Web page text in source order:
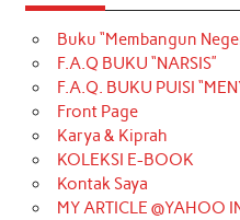
Buku “Membangun
F.A.Q BUKU “NARSIS”
F.A.Q. BUKU PUISI
Front Page
Karya & Kiprah
KOLEKSI E-BOOK
Kontak Saya
MY ARTICLE @YAHOO